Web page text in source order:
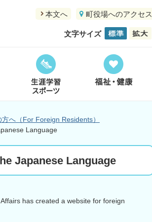
本文へ 町役場へのアクセス
文字サイズ
へ（For Foreign Residents）
Language
Japanese Language
has created a website for foreign